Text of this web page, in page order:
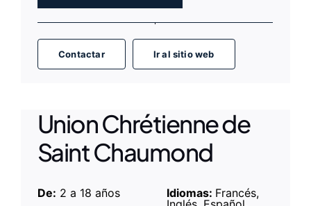
Contactar Ir al sitio web
Union Chrétienne de
Saint Chaumond
De: 2 a 18 años
Idiomas: Francés,